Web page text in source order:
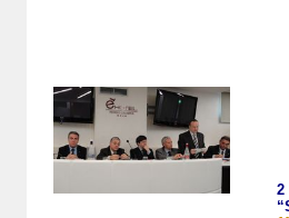
2